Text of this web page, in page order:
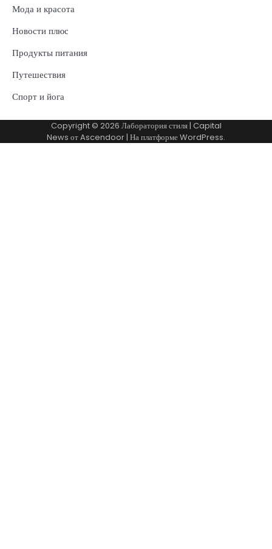
Мода и красота
Новости плюс
Продукты питания
Путешествия
Спорт и йога
Copyright © 2026 Лаборатория стиля| Capital
News отAscendoor| На платформеWordPress.